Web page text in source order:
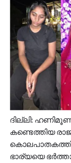
ദില്ലി:
കണ്ടെത്തിയ
ഭാര്യയെ